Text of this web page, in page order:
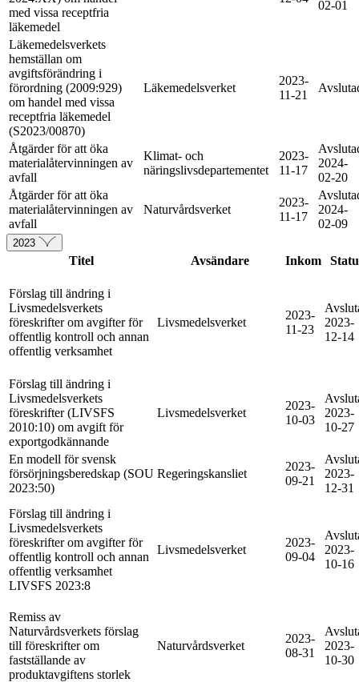
med vissa receptfria
läkemedel
02-01
Läkemedelsverkets
hemställan om
avgiftsförändring i
förordning (2009:929)
om handel med vissa
receptfria läkemedel
(S2023/00870)
Läkemedelsverket
2023-
11-21
Åtgärder för att öka
materialåtervinningen av
avfall
Klimat- och
näringslivsdepartementet
2023-
11-17
2024-
02-20
Åtgärder för att öka
materialåtervinningen av
avfall
Naturvårdsverket
2023-
11-17
2024-
02-09
2023
Titel Avsändare Inkom
Förslag till ändring i
Livsmedelsverkets
föreskrifter om avgifter för
offentlig kontroll och annan
offentlig verksamhet
Livsmedelsverket
2023-
11-23
2023-
12-14
Förslag till ändring i
Livsmedelsverkets
föreskrifter (LIVSFS
2010:10) om avgift för
exportgodkännande
Livsmedelsverket
2023-
10-03
2023-
10-27
En modell för svensk
försörjningsberedskap (SOU
2023:50)
Regeringskansliet
2023-
09-21
2023-
12-31
Förslag till ändring i
Livsmedelsverkets
föreskrifter om avgifter för
offentlig kontroll och annan
offentlig verksamhet
LIVSFS 2023:8
Livsmedelsverket
2023-
09-04
2023-
10-16
Remiss av
Naturvårdsverkets förslag
till föreskrifter om
fastställande av
produktavgiftens storlek
Naturvårdsverket
2023-
08-31
2023-
10-30